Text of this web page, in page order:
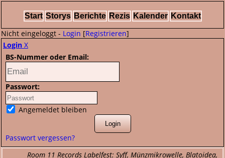
Start Storys Berichte Rezis Kalender Kontakt
Nicht eingeloggt - Login [Registrieren]
Login X
BS-Nummer oder Email:
Passwort:
Angemeldet bleiben
Passwort vergessen?
Room 11 Records Labelfest: Syff, Münzmikrowelle, Blatoidea,